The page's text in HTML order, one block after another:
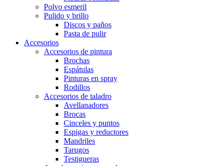
Polvo esmeril
Pulido y brillo
Discos y paños
Pasta de pulir
Accesorios
Accesorios de pintura
Brochas
Espátulas
Pinturas en spray
Rodillos
Accesorios de taladro
Avellanadores
Brocas
Cinceles y puntos
Espigas y reductores
Mandriles
Tarugos
Testigueras